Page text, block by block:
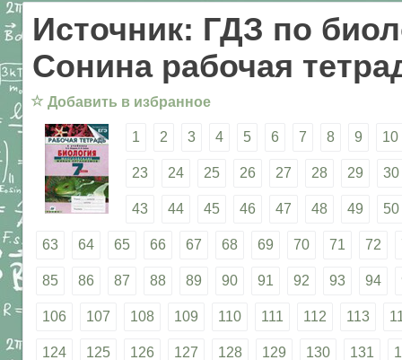
Источник: ГДЗ по
Сонина рабочая
☆ Добавить в избранное
1 2 3 4 5 6 7 8 9 10
23 24 25 26 27 28 29 30
43 44 45 46 47 48 49 50
63 64 65 66 67 68 69 70 71 72
85 86 87 88 89 90 91 92 93 94
106 107 108 109 110 111 112 113
124 125 126 127 128 129 130 131